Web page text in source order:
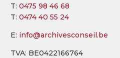
T: 0475 98 46 68
T: 0474 40 55 24
E: info@archivesconseil.be
TVA: BE0422166764